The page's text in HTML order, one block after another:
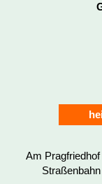
Am